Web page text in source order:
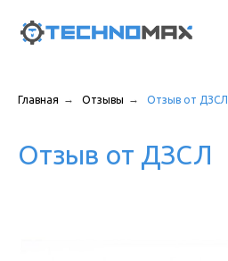
Главная → Отзывы → Отзыв от ДЗСЛ
Отзыв от ДЗСЛ